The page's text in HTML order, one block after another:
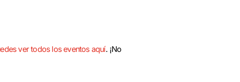
ver todos los eventos aquí. ¡No